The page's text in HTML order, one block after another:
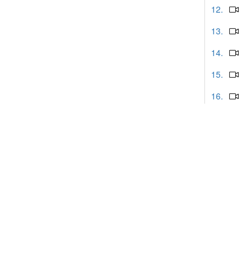
12.
13.
14.
15.
16.